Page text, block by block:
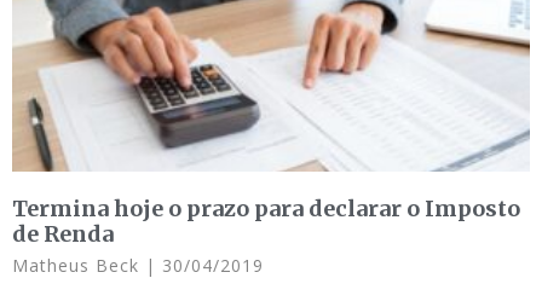
Termina hoje o prazo para declarar o Imposto
de Renda
Matheus Beck 30/04/2019